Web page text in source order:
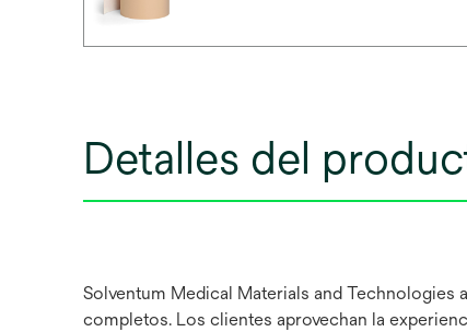
Detalles del
Solventum Medical Materials and
completos. Los clientes aprovechan la